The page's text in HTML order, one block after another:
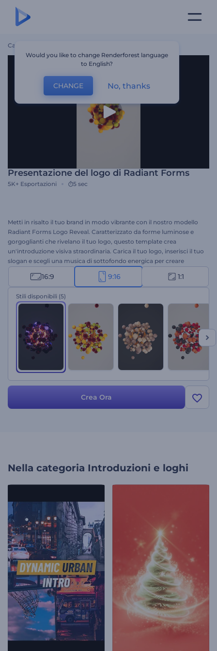
Casa
Presentazione del logo di Radiant Forms
5K+ Esportazioni 5 sec
Metti in risalto il tuo brand in modo vibrante con il nostro modello
Radiant Forms Logo Reveal. Caratterizzato da forme luminose e
gorgoglianti che rivelano il tuo logo, questo template crea
un'introduzione visiva straordinaria. Carica il tuo logo, inserisci il tuo
slogan e scegli una musica di sottofondo energica per creare
un'introduzione indimenticabile che lascerà un'impressione
duratura sugli spettatori. Perfetto per introduzioni di brand e servizi,
video promozionali, aperture di presentazioni, chiusure di canali e
molti altri progetti. Crea ora e fai risaltare il tuo brand!
16:9 9:16 1:1
Stili disponibili (5)
Crea Ora
Nella categoria Introduzioni e loghi
Would you like to change Renderforest language
to English?
CHANGE No, thanks